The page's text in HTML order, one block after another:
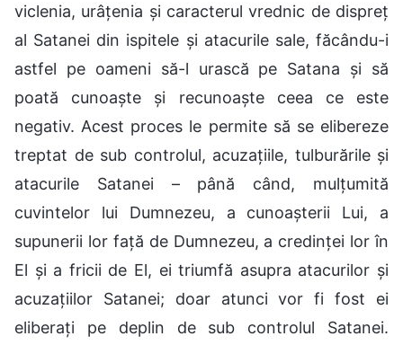
viclenia, urâțenia și caracterul vrednic de dispreț
al Satanei din ispitele și atacurile sale, făcându-i
astfel pe oameni să-l urască pe Satana și să
poată cunoaște și recunoaște ceea ce este
negativ. Acest proces le permite să se elibereze
treptat de sub controlul, acuzațiile, tulburările și
atacurile Satanei – până când, mulțumită
cuvintelor lui Dumnezeu, a cunoașterii Lui, a
supunerii lor față de Dumnezeu, a credinței lor în
El și a fricii de El, ei triumfă asupra atacurilor și
acuzațiilor Satanei; doar atunci vor fi fost ei
eliberați pe deplin de sub controlul Satanei.